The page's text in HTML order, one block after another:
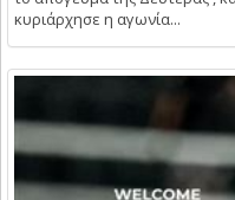
κυριάρχησε η αγωνία...